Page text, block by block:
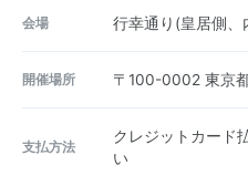
会場 行幸通り(皇居側、
開催場所 〒100-0002 東京
支払方法
クレジットカード
い